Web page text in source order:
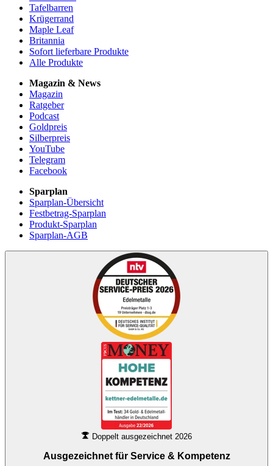
Tafelbarren
Krügerrand
Maple Leaf
Britannia
Sofort lieferbare Produkte
Alle Produkte
Magazin & News
Magazin
Ratgeber
Podcast
Goldpreis
Silberpreis
YouTube
Telegram
Facebook
Sparplan
Sparplan-Übersicht
Festbetrag-Sparplan
Produkt-Sparplan
Sparplan-AGB
Doppelt ausgezeichnet 2026
Ausgezeichnet für Service & Kompetenz